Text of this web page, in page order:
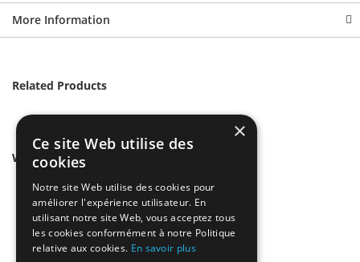
More Information
Related Products
We found other products you might like!
×
Ce site Web utilise des
cookies
Notre site Web utilise des cookies pour
améliorer l'expérience utilisateur. En
utilisant notre site Web, vous acceptez tous
les cookies conformément à notre Politique
relative aux cookies. En savoir plus